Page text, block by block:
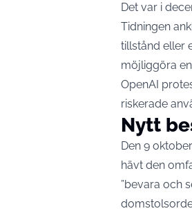
Det var i
Tidningen
tillstånd eller
möjliggöra
OpenAI
riskerade
Nytt
Den 9
hävt den
”bevara och